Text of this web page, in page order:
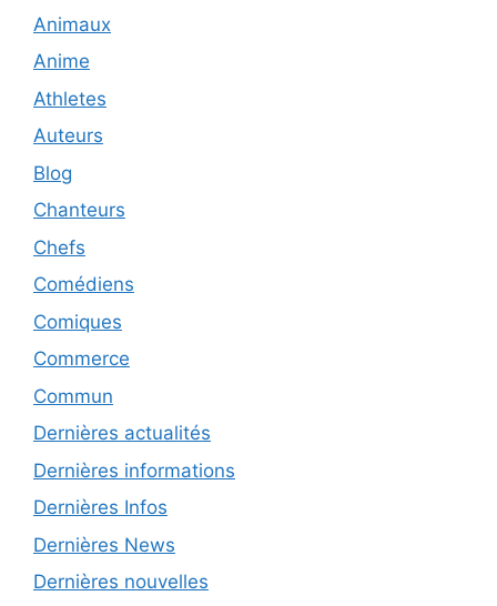
Animaux
Anime
Athletes
Auteurs
Blog
Chanteurs
Chefs
Comédiens
Comiques
Commerce
Commun
Dernières actualités
Dernières informations
Dernières Infos
Dernières News
Dernières nouvelles